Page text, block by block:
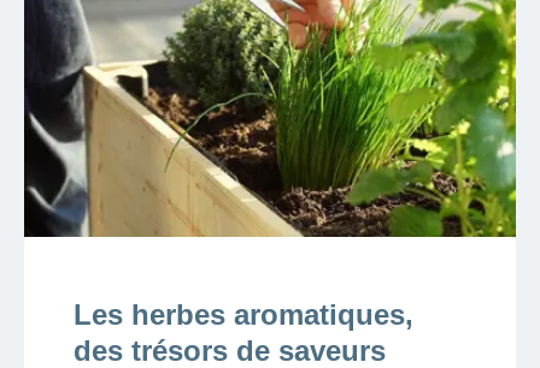
Les herbes aromatiques,
des trésors de saveurs